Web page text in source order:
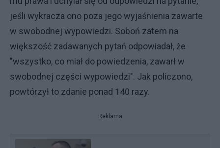
jeśli wykracza ono poza jego wyjaśnienia zawarte
w swobodnej wypowiedzi. Soboń zatem na
większość zadawanych pytań odpowiadał, że
"wszystko, co miał do powiedzenia, zawarł w
swobodnej części wypowiedzi". Jak policzono,
powtórzył to zdanie ponad 140 razy.
Reklama